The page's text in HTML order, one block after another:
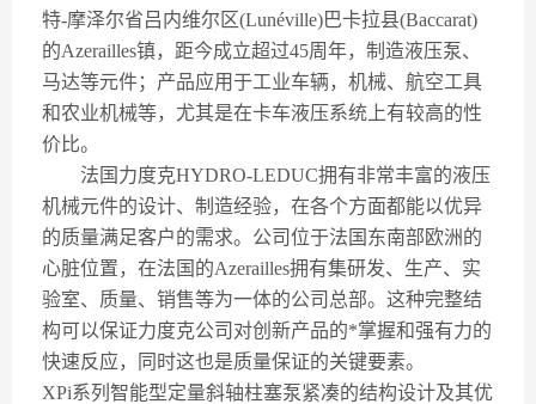
特-摩泽尔省吕内维尔区(Lunéville)巴卡拉县(Baccarat)
的Azerailles镇，距今成立超过45周年，制造液压泵、
马达等元件；产品应用于工业车辆，机械、航空工具
和农业机械等，尤其是在卡车液压系统上有较高的性
价比。
法国力度克HYDRO-LEDUC拥有非常丰富的液压
机械元件的设计、制造经验，在各个方面都能以优异
的质量满足客户的需求。公司位于法国东南部欧洲的
心脏位置，在法国的Azerailles拥有集研发、生产、实
验室、质量、销售等为一体的公司总部。这种完整结
构可以保证力度克公司对创新产品的*掌握和强有力的
快速反应，同时这也是质量保证的关键要素。
XPi系列智能型定量斜轴柱塞泵紧凑的结构设计及其优